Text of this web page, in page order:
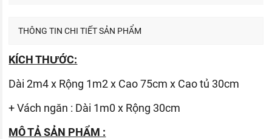
THÔNG TIN CHI TIẾT SẢN PHẨM
KÍCH THƯỚC:
Dài 2m4 x Rộng 1m2 x Cao 75cm x Cao tủ 30cm
+ Vách ngăn : Dài 1m0 x Rộng 30cm
MÔ TẢ SẢN PHẨM :